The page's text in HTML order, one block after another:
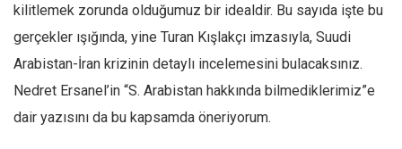
kilitlemek zorunda olduğumuz bir idealdir. Bu sayıda işte bu
gerçekler ışığında, yine Turan Kışlakçı imzasıyla, Suudi
Arabistan-İran krizinin detaylı incelemesini bulacaksınız.
Nedret Ersanel’in “S. Arabistan hakkında bilmediklerimiz”e
dair yazısını da bu kapsamda öneriyorum.